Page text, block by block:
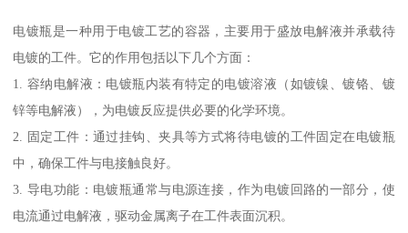
电镀瓶是一种用于电镀工艺的容器，主要用于盛放电解液并承载待
电镀的工件。它的作用包括以下几个方面：
1. 容纳电解液：电镀瓶内装有特定的电镀溶液（如镀镍、镀铬、镀
锌等电解液），为电镀反应提供必要的化学环境。
2. 固定工件：通过挂钩、夹具等方式将待电镀的工件固定在电镀瓶
中，确保工件与电接触良好。
3. 导电功能：电镀瓶通常与电源连接，作为电镀回路的一部分，使
电流通过电解液，驱动金属离子在工件表面沉积。